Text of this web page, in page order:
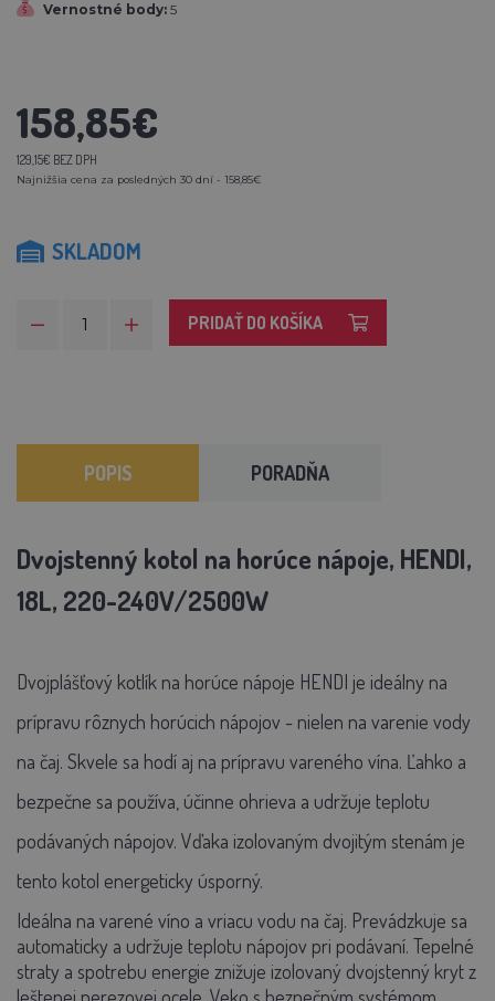
Vernostné body: 5
158,85€
129,15€ BEZ DPH
Najnižšia cena za posledných 30 dní - 158,85€
SKLADOM
PRIDAŤ DO KOŠÍKA
POPIS PORADŇA
Dvojstenný kotol na horúce nápoje, HENDI,
18L, 220-240V/2500W
Dvojplášťový kotlík na horúce nápoje HENDI je ideálny na
prípravu rôznych horúcich nápojov - nielen na varenie vody
na čaj. Skvele sa hodí aj na prípravu vareného vína. Ľahko a
bezpečne sa používa, účinne ohrieva a udržuje teplotu
podávaných nápojov. Vďaka izolovaným dvojitým stenám je
tento kotol energeticky úsporný.
Ideálna na varené víno a vriacu vodu na čaj. Prevádzkuje sa
automaticky a udržuje teplotu nápojov pri podávaní. Tepelné
straty a spotrebu energie znižuje izolovaný dvojstenný kryt z